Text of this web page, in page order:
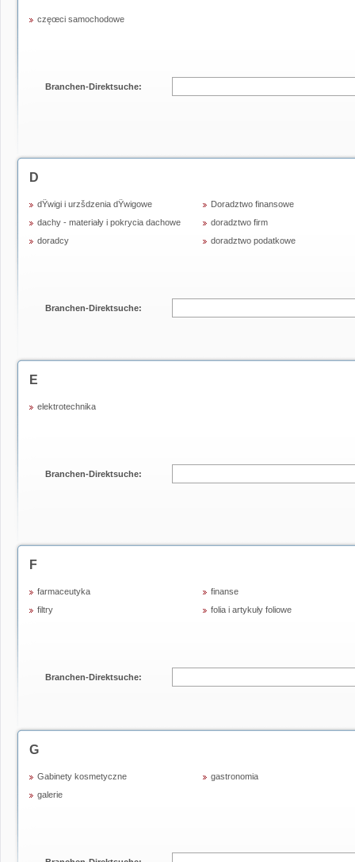
częœci samochodowe
Branchen-Direktsuche:
D
dŸwigi i urzšdzenia dŸwigowe
dachy - materiały i pokrycia dachowe
doradcy
Doradztwo finansowe
doradztwo firm
doradztwo podatkowe
Branchen-Direktsuche:
E
elektrotechnika
Branchen-Direktsuche:
F
farmaceutyka
filtry
finanse
folia i artykuły foliowe
Branchen-Direktsuche:
G
Gabinety kosmetyczne
galerie
gastronomia